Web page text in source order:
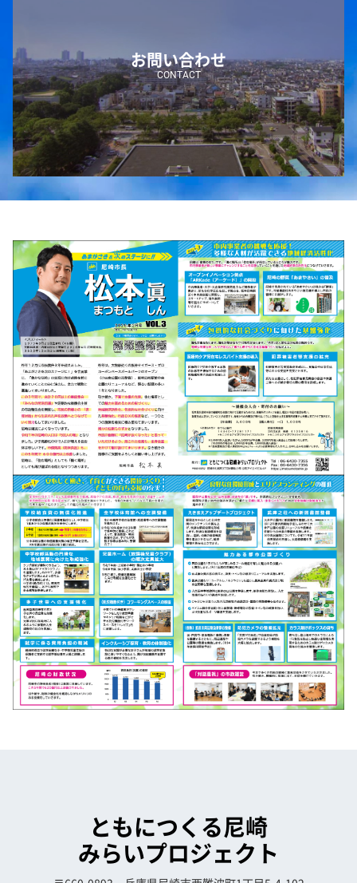
お問い合わせ
CONTACT
ともにつくる尼崎
みらいプロジェクト